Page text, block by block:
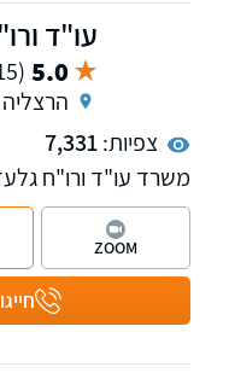
עו"ד
5.0 (15 ממליצים)
הרצליה
צפיות:7,331
משרד עו"ד ורו"ח
בוטיק המלווה
הכשרתו של עו"ד
לפיננסים, תוך שילוב
והערכות שווי
תוכלו להתרשם.
ZOOM